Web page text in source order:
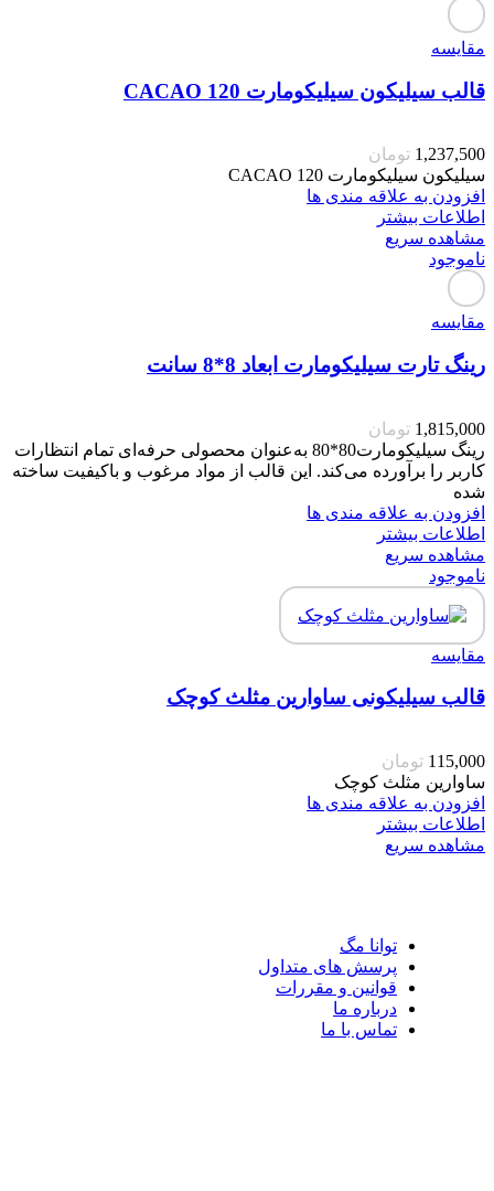
مقایسه
قالب سیلیکون سیلیکومارت CACAO 120
1,237,500 تومان
سیلیکون سیلیکومارت CACAO 120
افزودن به علاقه مندی ها
اطلاعات بیشتر
مشاهده سریع
ناموجود
مقایسه
رینگ تارت سیلیکومارت ابعاد 8*8 سانت
1,815,000 تومان
رینگ سیلیکومارت80*80 به‌عنوان محصولی حرفه‌ای تمام انتظارات
کاربر را برآورده می‌کند. این قالب از مواد مرغوب و باکیفیت ساخته
شده
افزودن به علاقه مندی ها
اطلاعات بیشتر
مشاهده سریع
ناموجود
مقایسه
قالب سیلیکونی ساوارین مثلث کوچک
115,000 تومان
ساوارین مثلث کوچک
افزودن به علاقه مندی ها
اطلاعات بیشتر
مشاهده سریع
توانا مگ
پرسش های متداول
قوانین و مقررات
درباره ما
تماس با ما